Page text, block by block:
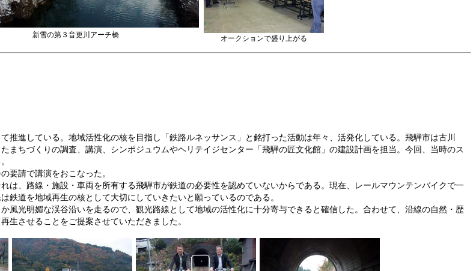
新雪の第３音更川アーチ橋 オークションで盛り上がる
進している。地域活性化の核を目指し「鉄路ルネッサンス」と銘打った活動は年々、活発化している。飛騨市は古川
ちづくりの調査、講演、シンポジュウムやヘリテイジセンター「飛騨の匠文化館」の建設計画を担当。今回、当時のス
要請で講演をおこなった。
、路線・施設・車両を所有する飛騨市が鉄道の必要性を認めていないからである。現在、レールマウンテンバイクで一
道を地域再生の核として大切にしていきたいと願っているのである。
風光明媚な渓谷沿いを走るので、観光路線として地域の活性化に十分寄与できると確信した。合わせて、沿線の自然・歴
生させることをご提案させていただきました。